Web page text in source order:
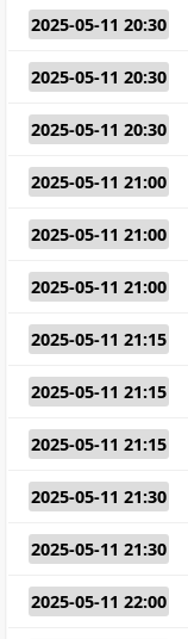
2025-05-11 20:30
2025-05-11 20:30
2025-05-11 20:30
2025-05-11 21:00
2025-05-11 21:00
2025-05-11 21:00
2025-05-11 21:15
2025-05-11 21:15
2025-05-11 21:15
2025-05-11 21:30
2025-05-11 21:30
2025-05-11 22:00